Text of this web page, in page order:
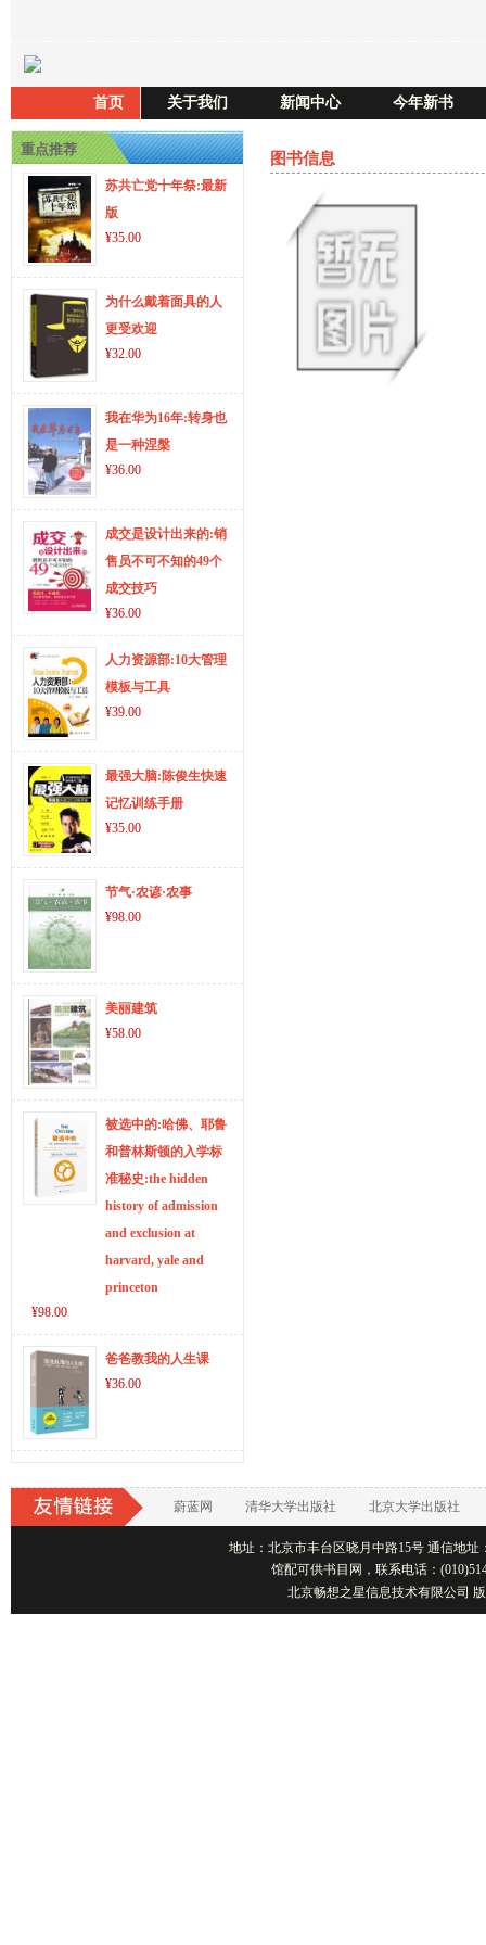
首页 关于我们 新闻中心 今年新书
重点推荐
苏共亡党十年祭:最新
版
¥35.00
为什么戴着面具的人
更受欢迎
¥32.00
我在华为16年:转身也
是一种涅槃
¥36.00
成交是设计出来的:销
售员不可不知的49个
成交技巧
¥36.00
人力资源部:10大管理
模板与工具
¥39.00
最强大脑:陈俊生快速
记忆训练手册
¥35.00
节气·农谚·农事
¥98.00
美丽建筑
¥58.00
被选中的:哈佛、耶鲁
和普林斯顿的入学标
准秘史:the hidden
history of admission
and exclusion at
harvard, yale and
princeton
¥98.00
爸爸教我的人生课
¥36.00
图书信息
蔚蓝网 清华大学出版社 北京大学出版社
地址：北京市丰台区晓月中路15号 通信地址
馆配可供书目网，联系电话：
北京畅想之星信息技术有限公司